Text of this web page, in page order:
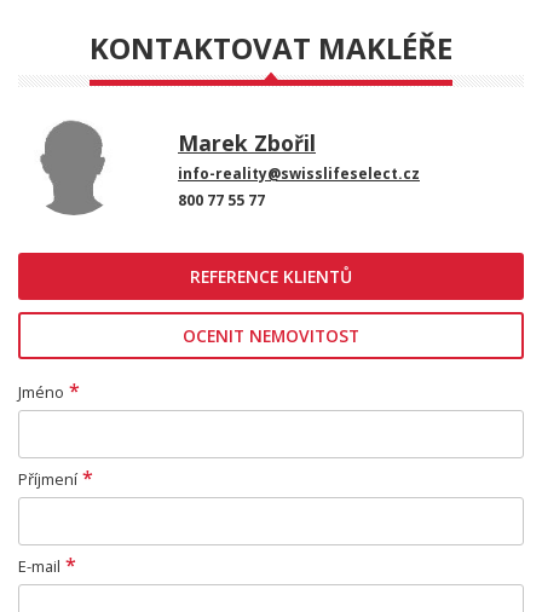
KONTAKTOVAT MAKLÉŘE
Marek Zbořil
info-reality@swisslifeselect.cz
800 77 55 77
REFERENCE KLIENTŮ
OCENIT NEMOVITOST
Jméno *
Příjmení *
E-mail *